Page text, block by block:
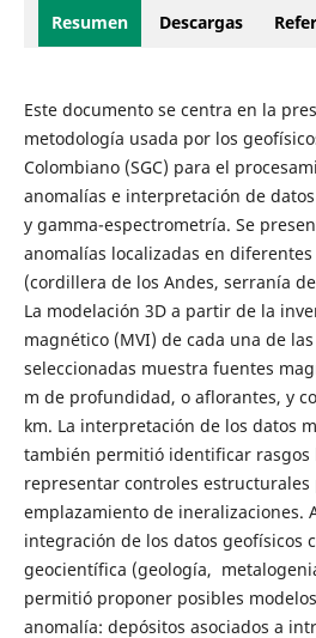
Resumen Descargas
Este documento se centra en la
metodología usada por los
Colombiano (SGC) para el
anomalías e interpretación de
y gamma-espectrometría. Se
anomalías localizadas en
(cordillera de los Andes, serranía
La modelación 3D a partir de la
magnético (MVI) de cada una de
seleccionadas muestra fuentes
m de profundidad, o aflorantes, y
km. La interpretación de los datos
también permitió identificar rasgos
representar controles estructurales
emplazamiento de ineralizaciones.
integración de los datos geofísicos
geocientífica (geología,
permitió proponer posibles
anomalía: depósitos asociados a